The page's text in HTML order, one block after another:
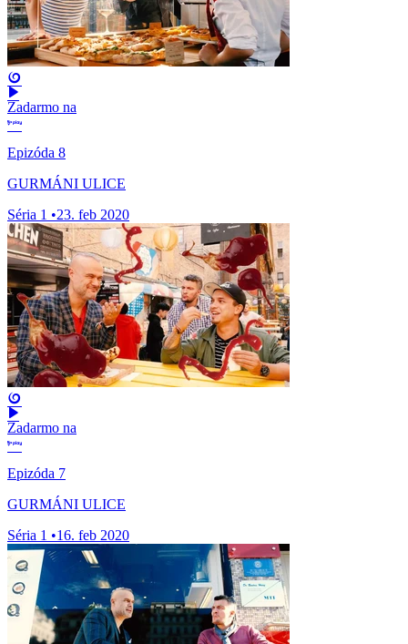
Zadarmo na
Epizóda 8
GURMÁNI ULICE
Séria 1 •23. feb 2020
Zadarmo na
Epizóda 7
GURMÁNI ULICE
Séria 1 •16. feb 2020